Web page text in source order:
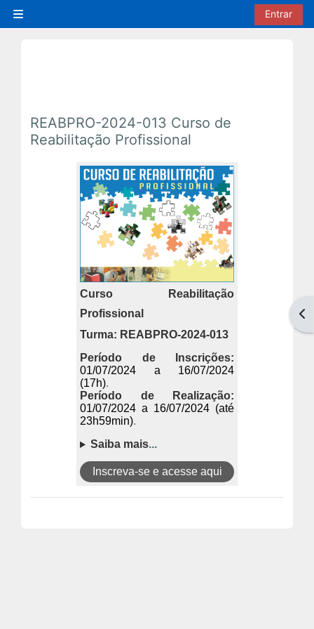
Painel lateral
Entrar
REABPRO-2024-013 Curso de
Reabilitação Profissional
Curso
Reabilitação
Profissional
Turma: REABPRO-2024-013
Período de Inscrições:
01/07/2024 a 16/07/2024
(17h).
Período de Realização:
01/07/2024 a 16/07/2024 (até
23h59min).
Saiba mais...
Inscreva-se e acesse aqui